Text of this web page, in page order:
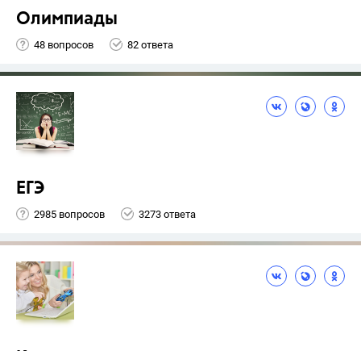
Олимпиады
48 вопросов 82 ответа
ЕГЭ
2985 вопросов 3273 ответа